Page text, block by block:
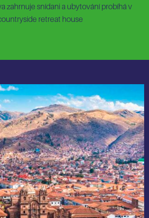
zahrnuje snídani a ubytování probíhá v
retreat house